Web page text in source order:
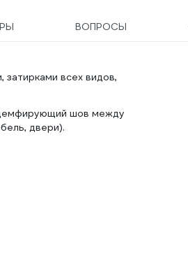
ВОПРОСЫ
всех видов,
шов между
двери).